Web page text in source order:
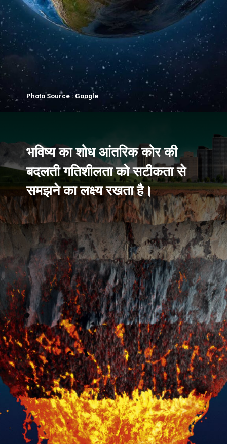
Photo Source : Google
भविष्य का शोध आंतरिक कोर की
बदलती गतिशीलता को सटीकता से
समझने का लक्ष्य रखता है।